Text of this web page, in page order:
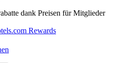
dank Preisen für Mitglieder
Rewards